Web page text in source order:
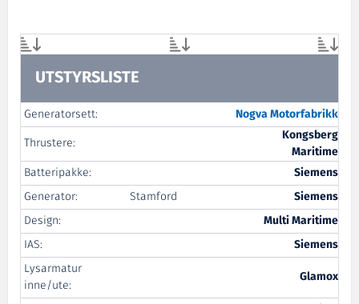
UTSTYRSLISTE
Generatorsett:
Nogva Motorfabrikk
Thrustere:
Kongsberg
Maritime
Batteripakke:
Siemens
Generator:
Stamford
Siemens
Design:
Multi Maritime
IAS:
Siemens
Lysarmatur
inne/ute:
Glamox